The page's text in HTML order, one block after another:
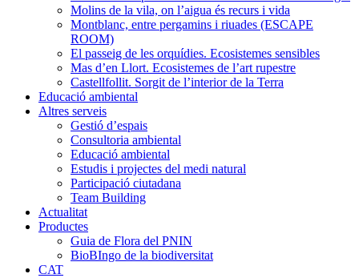
Molins de la vila, on l’aigua és recurs i vida
Montblanc, entre pergamins i riuades (ESCAPE
ROOM)
El passeig de les orquídies. Ecosistemes sensibles
Mas d’en Llort. Ecosistemes de l’art rupestre
Castellfollit. Sorgit de l’interior de la Terra
Educació ambiental
Altres serveis
Gestió d’espais
Consultoria ambiental
Educació ambiental
Estudis i projectes del medi natural
Participació ciutadana
Team Building
Actualitat
Productes
Guia de Flora del PNIN
BioBIngo de la biodiversitat
CAT